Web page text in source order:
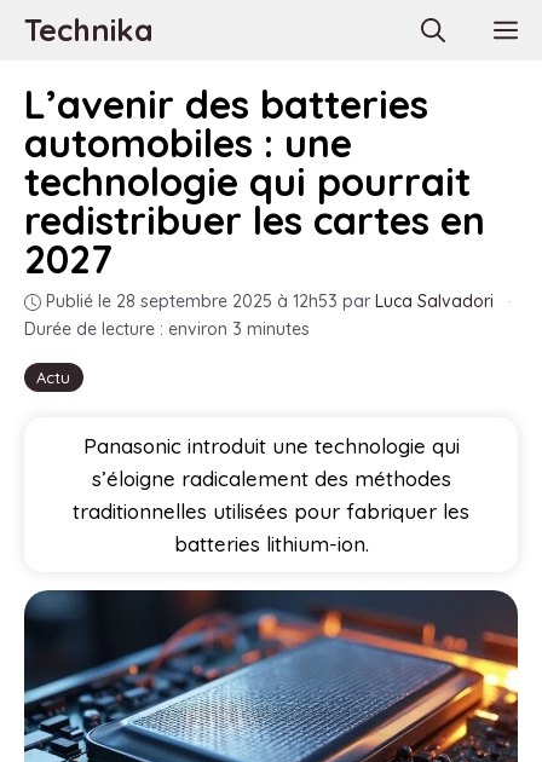
AllerTechnika
Actu
L’avenir des batteries
automobiles : une
technologie qui pourrait
redistribuer les cartes en
2027
Publié le 28 septembre 2025 à 12h53 par Luca Salvadori
·
Durée de lecture : environ 3 minutes
Panasonic introduit une technologie qui
s’éloigne radicalement des méthodes
traditionnelles utilisées pour fabriquer les
batteries lithium-ion.